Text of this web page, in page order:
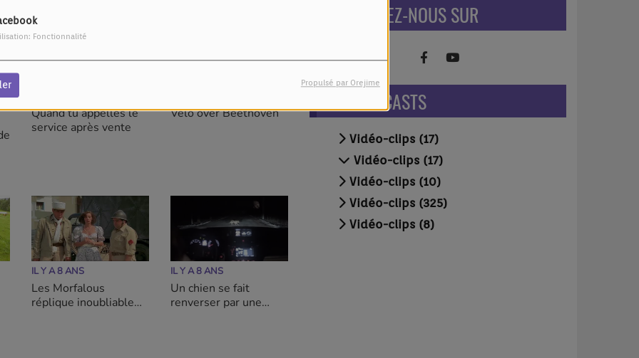
Fonctionnalité
Propulsé par Orejime
Quand tu appelles le
service après vente
Vélo over Beethoven
IL Y A 8 ANS
Les Morfalous
réplique inoubliable
IL Y A 8 ANS
Un chien se fait
renverser par une
RETROUVEZ-NOUS SUR
NOS PODCASTS
Vidéo-clips (17)
Vidéo-clips (17)
Vidéo-clips (10)
Vidéo-clips (325)
Vidéo-clips (8)